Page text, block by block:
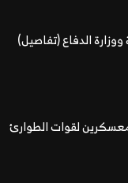
الدفاع (تفاصيل)
معسكرين لقوات الطوارئ